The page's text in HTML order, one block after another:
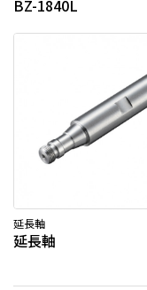
BZ-1840L
延長軸
延長軸